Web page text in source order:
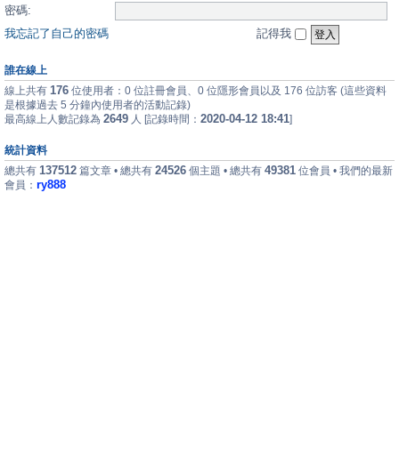
密碼:
我忘記了自己的密碼
記得我
誰在線上
線上共有 176 位使用者：0 位註冊會員、0 位隱形會員以及 176 位訪客 (這些資料
是根據過去 5 分鐘內使用者的活動記錄)
最高線上人數記錄為 2649 人 [記錄時間： 2020-04-12 18:41]
統計資料
總共有 137512 篇文章 • 總共有 24526 個主題 • 總共有 49381 位會員 • 我們的最新
會員： ry888